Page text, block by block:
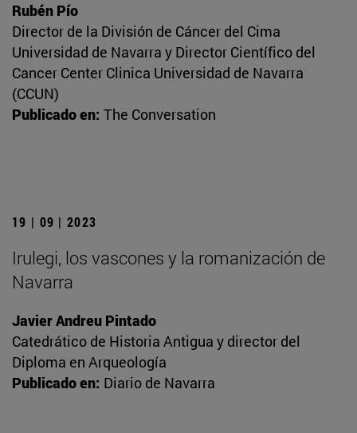
Rubén Pío
Director de la División de Cáncer del Cima
Universidad de Navarra y Director Científico del
Cancer Center Clinica Universidad de Navarra
(CCUN)
Publicado en: The Conversation
19 | 09 | 2023
Irulegi, los vascones y la romanización de
Navarra
Javier Andreu Pintado
Catedrático de Historia Antigua y director del
Diploma en Arqueología
Publicado en: Diario de Navarra